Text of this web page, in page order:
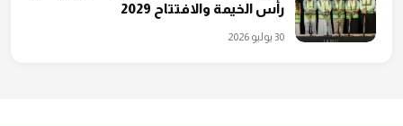
رأس الخيمة والافتتاح 2029
30 يوليو 2026